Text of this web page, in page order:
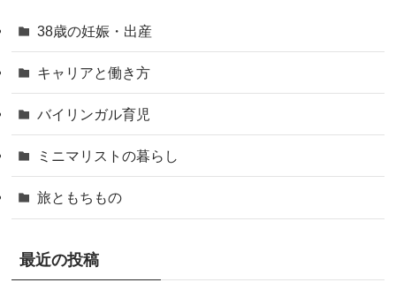
38歳の妊娠・出産
キャリアと働き方
バイリンガル育児
ミニマリストの暮らし
旅ともちもの
最近の投稿